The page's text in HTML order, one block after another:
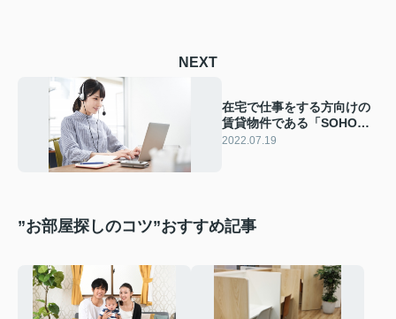
NEXT
在宅で仕事をする方向けの
賃貸物件である「SOHO」
とは？メリットもご紹介
2022.07.19
”お部屋探しのコツ”おすすめ記事